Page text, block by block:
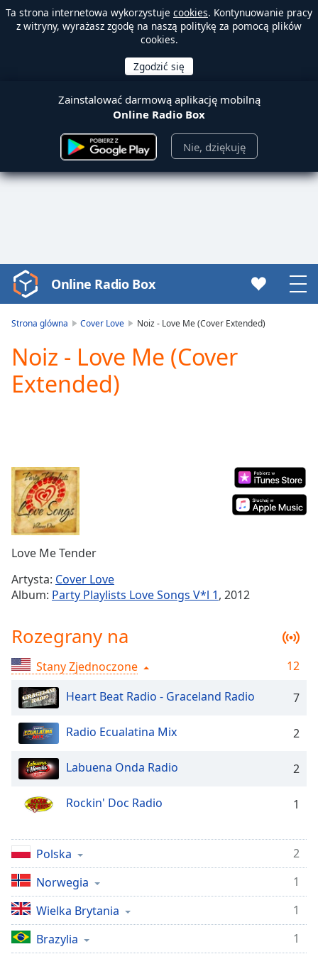
Ta strona internetowa wykorzystuje cookies. Kontynuowanie pracy
z witryny, wyrażasz zgodę na naszą politykę za pomocą plików
cookies.
Zainstalować darmową aplikację mobilną
Online Radio Box
Nie, dziękuję
Video
Player
Play
Video
Play
Current
Time0:00
Duration-:-
Loaded:
Stream
TypeLIVE
Seek to
live,
liveLIVE
Remaining
Time-
Playback
Rate
Chapters
Chapters
descriptions
off,
selected
Subtitles
subtitles
settings,
Online Radio Box
Strona glówna Cover Love Noiz - Love Me (Cover Extended)
Noiz - Love Me (Cover
Extended)
Love Me Tender
Artysta: Cover Love
Album: Party Playlists Love Songs V*l 1, 2012
Rozegrany na
Stany Zjednoczone
12
Heart Beat Radio - Graceland Radio
7
Radio Ecualatina Mix 2
Labuena Onda Radio 2
Rockin' Doc Radio 1
Polska
2
Norwegia
1
Wielka Brytania
1
Brazylia
1